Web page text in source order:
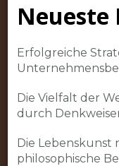
Neueste
Erfolgreiche
Die Vielfalt der
durch
Die Lebenskunst
philosophische